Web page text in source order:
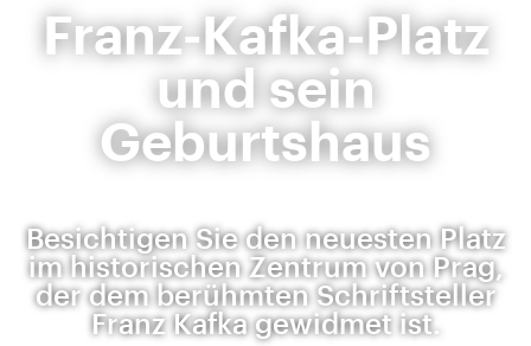
Franz-Kafka-Platz
und sein
Geburtshaus
Besichtigen Sie den neuesten Platz
im historischen Zentrum von Prag,
der dem berühmten Schriftsteller
Franz Kafka gewidmet ist.